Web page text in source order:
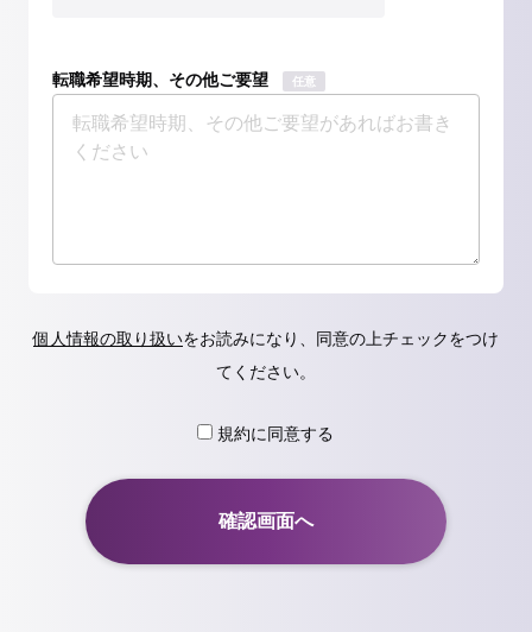
転職希望時期、その他ご要望 任意
個人情報の取り扱いをお読みになり、同意の上チェックをつけ
てください。
規約に同意する